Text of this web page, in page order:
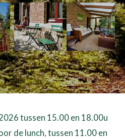
tussen 15.00 en 18.00u
de lunch, tussen 11.00 en